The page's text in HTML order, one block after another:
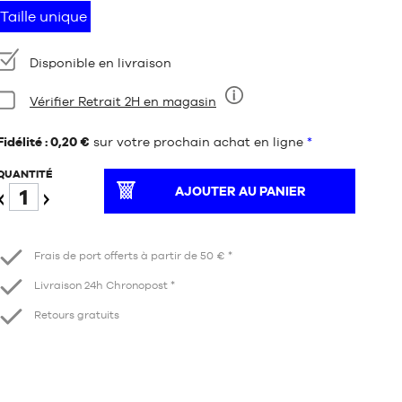
Taille unique
Disponible en livraison
Vérifier Retrait 2H en magasin
: 0,20 € sur votre prochain achat en ligne *
AJOUTER AU PANIER
Frais de port offerts à partir de 50 € *
Livraison 24h Chronopost *
Retours gratuits